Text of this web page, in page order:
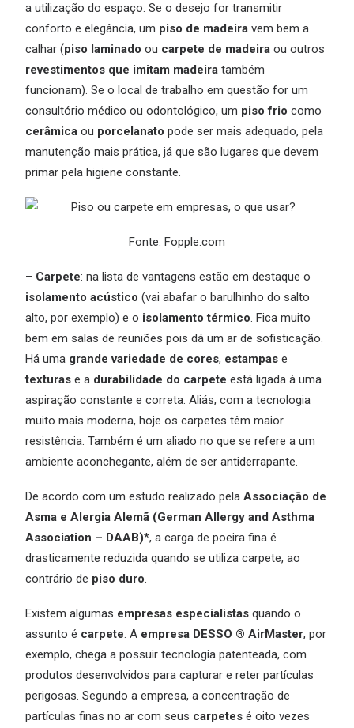
a utilização do espaço. Se o desejo for transmitir
conforto e elegância, um piso de madeira vem bem a
calhar (piso laminado ou carpete de madeira ou outros
revestimentos que imitam madeira também
funcionam). Se o local de trabalho em questão for um
consultório médico ou odontológico, um piso frio como
cerâmica ou porcelanato pode ser mais adequado, pela
manutenção mais prática, já que são lugares que devem
primar pela higiene constante.
Fonte: Fopple.com
– Carpete: na lista de vantagens estão em destaque o
isolamento acústico (vai abafar o barulhinho do salto
alto, por exemplo) e o isolamento térmico. Fica muito
bem em salas de reuniões pois dá um ar de sofisticação.
Há uma grande variedade de cores, estampas e
texturas e a durabilidade do carpete está ligada à uma
aspiração constante e correta. Aliás, com a tecnologia
muito mais moderna, hoje os carpetes têm maior
resistência. Também é um aliado no que se refere a um
ambiente aconchegante, além de ser antiderrapante.
De acordo com um estudo realizado pela Associação de
Asma e Alergia Alemã (German Allergy and Asthma
Association – DAAB)*, a carga de poeira fina é
drasticamente reduzida quando se utiliza carpete, ao
contrário de piso duro.
Existem algumas empresas especialistas quando o
assunto é carpete. A empresa DESSO ® AirMaster, por
exemplo, chega a possuir tecnologia patenteada, com
produtos desenvolvidos para capturar e reter partículas
perigosas. Segundo a empresa, a concentração de
partículas finas no ar com seus carpetes é oito vezes